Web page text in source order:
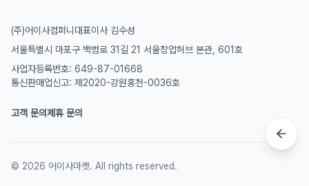
(주)어이사컴퍼니 대표이사 김수성
서울특별시 마포구 백범로 31길 21 서울창업허브 본관, 601호
사업자등록번호: 649-87-01668
통신판매업신고: 제2020-강원홍천-0036호
고객 문의제휴 문의
© 2026 어이사마켓. All rights reserved.